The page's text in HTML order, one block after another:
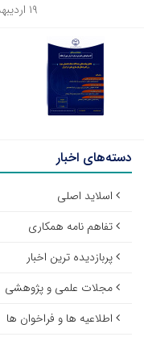
۱۹ اردیبهشت ۱۴۰۵
دسته‌های اخبار
اسلاید اصلی
تفاهم نامه همکاری
پربازدیده ترین اخبار
مجلات علمی و پژوهشی
اطلاعیه ها و فراخوان ها